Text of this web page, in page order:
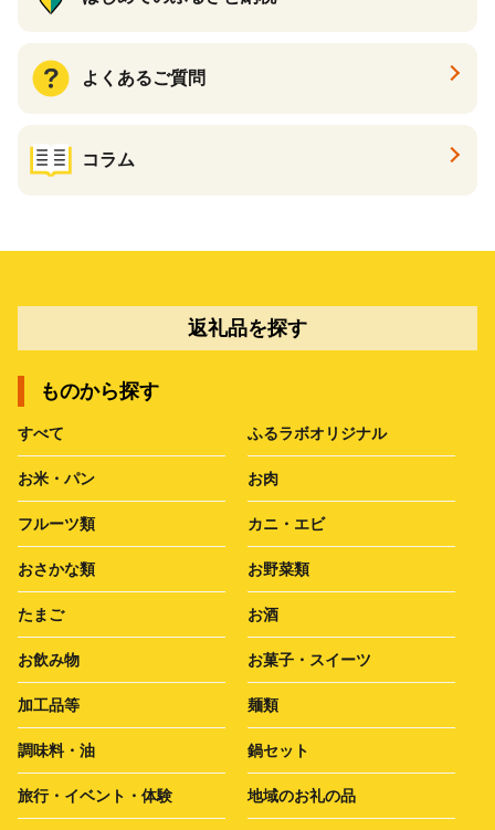
よくあるご質問
コラム
返礼品を探す
ものから探す
すべて ふるラボオリジナル
お米・パン お肉
フルーツ類 カニ・エビ
おさかな類 お野菜類
たまご お酒
お飲み物 お菓子・スイーツ
加工品等 麺類
調味料・油 鍋セット
旅行・イベント・体験 地域のお礼の品